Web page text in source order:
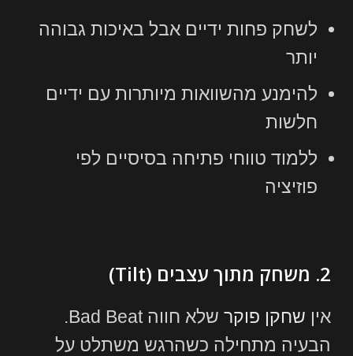
לשחק פחות ידיים אבל באיכות גבוהה
יותר
להימנע מהשוואות מיותרות עם ידיים
חלשות
ללמוד טווחי פתיחה בסיסיים לפי
פוזיציה
2. משחק מתוך עצבים (Tilt)
אין שחקן פוקרשלא חווה Bad Beat.
הבעיה מתחילה כשהרגש משתלט על